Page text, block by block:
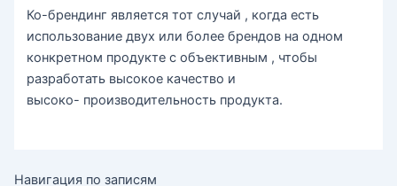
Ко-брендинг является тот случай , когда есть
использование двух или более брендов на одном
конкретном продукте с объективным , чтобы
разработать высокое качество и
высоко- производительность продукта.
Навигация по записям